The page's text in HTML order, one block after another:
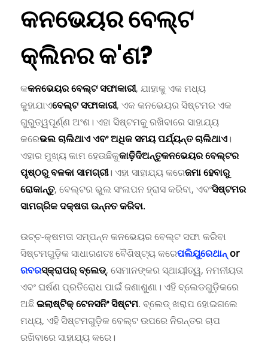
କନଭେୟର ବେଲ୍ଟ
କ୍ଲିନର କ'ଣ?
କକନଭେୟର ବେଲ୍ଟ ସଫାକାରୀ, ଯାହାକୁ ଏକ ମଧ୍ୟ
କୁହାଯାଏବେଲ୍ଟ ସଫାକାରୀ, ଏକ କନଭେୟର ସିଷ୍ଟମର ଏକ
ଗୁରୁତ୍ୱପୂର୍ଣ୍ଣ ଅଂଶ। ଏହା ସିଷ୍ଟମକୁ ରଖିବାରେ ସାହାଯ୍ୟ
କରେଭଲ ଚାଲିଥାଏ ଏବଂ ଅଧିକ ସମୟ ପର୍ଯ୍ୟନ୍ତ ଚାଲିଥାଏ।
ଏହାର ମୁଖ୍ୟ କାମ ହେଉଛିକୁକାଢ଼ିଦିଅନ୍ତୁକନଭେୟର ବେଲ୍ଟର
ପୃଷ୍ଠରୁ ବଳକା ସାମଗ୍ରୀ। ଏହା ସାହାଯ୍ୟ କରେଜମା ହେବାରୁ
ରୋକାନ୍ତୁ, ବେଲ୍ଟର ଭୁଲ ସଂଳାପନ ହ୍ରାସ କରିବା, ଏବଂସିଷ୍ଟମର
ସାମଗ୍ରିକ ଦକ୍ଷତା ଉନ୍ନତ କରିବା.
ଉଚ୍ଚ-କ୍ଷମତା ସମ୍ପନ୍ନ କନଭେୟର ବେଲ୍ଟ ସଫା କରିବା
ସିଷ୍ଟମଗୁଡ଼ିକ ସାଧାରଣତଃ ବୈଶିଷ୍ଟ୍ୟ କରେପଲିୟୁରେଥାନ୍ or
ରବରସ୍କ୍ରାପର୍ ବ୍ଲେଡ୍, ସେମାନଙ୍କର ସ୍ଥାୟୀତ୍ୱ, ନମନୀୟତା
ଏବଂ ଘର୍ଷଣ ପ୍ରତିରୋଧ ପାଇଁ ଜଣାଶୁଣା। ଏହି ବ୍ଲେଡଗୁଡ଼ିକରେ
ଅଛିଇଲାଷ୍ଟିକ୍ ଟେନସନିଂ ସିଷ୍ଟମ. ବ୍ଲେଡ୍ ଖରାପ ହୋଇଗଲେ
ମଧ୍ୟ, ଏହି ସିଷ୍ଟମଗୁଡ଼ିକ ବେଲ୍ଟ ଉପରେ ନିରନ୍ତର ଚାପ
ରଖିବାରେ ସାହାଯ୍ୟ କରେ।